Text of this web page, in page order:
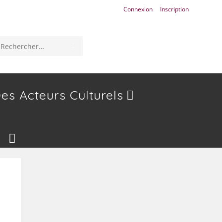
Connexion Inscription
Rechercher
Acteurs Culturels
Toggle